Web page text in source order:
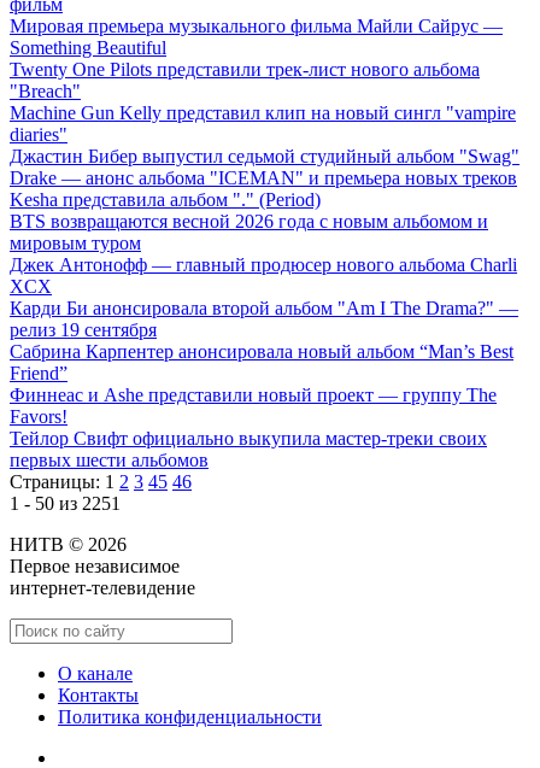
фильм
Мировая премьера музыкального фильма Майли Сайрус —
Something Beautiful
Twenty One Pilots представили трек-лист нового альбома
"Breach"
Machine Gun Kelly представил клип на новый сингл "vampire
diaries"
Джастин Бибер выпустил седьмой студийный альбом "Swag"
Drake — анонс альбома "ICEMAN" и премьера новых треков
Kesha представила альбом "." (Period)
BTS возвращаются весной 2026 года с новым альбомом и
мировым туром
Джек Антонофф — главный продюсер нового альбома Charli
XCX
Карди Би анонсировала второй альбом "Am I The Drama?" —
релиз 19 сентября
Сабрина Карпентер анонсировала новый альбом “Man’s Best
Friend”
Финнеас и Ashe представили новый проект — группу The
Favors!
Тейлор Свифт официально выкупила мастер-треки своих
первых шести альбомов
Страницы: 1 2 3 45 46
1 - 50 из 2251
НИТВ © 2026
Первое независимое
интернет-телевидение
О канале
Контакты
Политика конфиденциальности